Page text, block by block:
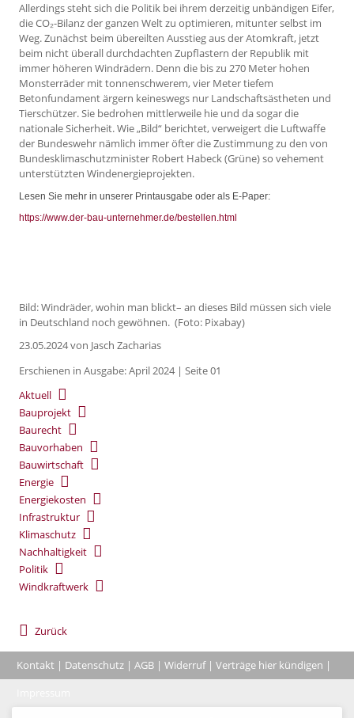
Allerdings steht sich die Politik bei ihrem derzeitig unbändigen Eifer,
die CO₂-Bilanz der ganzen Welt zu optimieren, mitunter selbst im
Weg. Zunächst beim übereilten Ausstieg aus der Atomkraft, jetzt
beim nicht überall durchdachten Zupflastern der Republik mit
immer höheren Windrädern. Denn die bis zu 270 Meter hohen
Monsterräder mit tonnenschwerem, vier Meter tiefem
Betonfundament ärgern keineswegs nur Landschaftsästheten und
Tierschützer. Sie bedrohen mittlerweile hie und da sogar die
nationale Sicherheit. Wie „Bild“ berichtet, verweigert die Luftwaffe
der Bundeswehr nämlich immer öfter die Zustimmung zu den von
Bundesklimaschutzminister Robert Habeck (Grüne) so vehement
unterstützten Windenergieprojekten.
Lesen Sie mehr in unserer Printausgabe oder als E-Paper:
https://www.der-bau-unternehmer.de/bestellen.html
Bild: Windräder, wohin man blickt– an dieses Bild müssen sich viele
in Deutschland noch gewöhnen. (Foto: Pixabay)
23.05.2024von Jasch Zacharias
Erschienen in Ausgabe: April 2024 | Seite 01
Aktuell
Bauprojekt
Baurecht
Bauvorhaben
Bauwirtschaft
Energie
Energiekosten
Infrastruktur
Klimaschutz
Nachhaltigkeit
Politik
Windkraftwerk
Zurück
Kontakt | Datenschutz | AGB | Widerruf| Verträge hier kündigen |